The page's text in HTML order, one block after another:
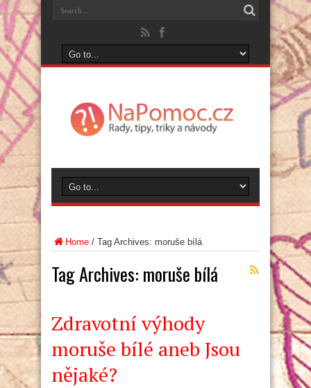
Home / Tag Archives: moruše bílá
Tag Archives: moruše bílá
Zdravotní výhody
moruše bílé aneb Jsou
nějaké?